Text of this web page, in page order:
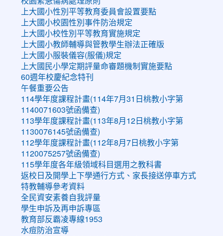
上大國小性別平等教育委員會設置要點
上大國小校園性別事件防治規定
上大國小校性別平等教育實施規定
上大國小教師輔導與管教學生辦法正確版
上大國小服裝儀容(服儀)規定
上大國民小學定期評量命審題機制實施要點
60週年校慶紀念特刊
午餐重要公告
114學年度課程計畫(114年7月31日桃教小字第
1140071603號函備查)
113學年度課程計畫(113年8月12日桃教小字第
1130076145號函備查)
112學年度課程計畫(112年8月7日桃教小字第
1120075257號函備查)
115學年度各年級領域科目選用之教科書
返校日及開學上下學通行方式、家長接送停車方式
特教輔導參考資料
全民資安素養自我評量
學生申訴及再申訴專區
教育部反霸凌專線1953
水痘防治宣導